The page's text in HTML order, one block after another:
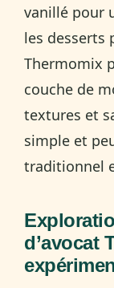
vanillé pour
les desserts
Thermomix
couche de
textures et
simple et
traditionnel
d’avocat